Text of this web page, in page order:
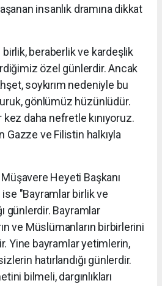
insanlık dramına dikkat
birlik, beraberlik ve kardeşlik
özel günlerdir. Ancak
soykırım nedeniyle bu
gönlümüz hüzünlüdür.
kez daha nefretle kınıyoruz.
Gazze ve Filistin halkıyla
Heyeti Başkanı
ise "Bayramlar birlik ve
günlerdir. Bayramlar
ve Müslümanların birbirlerini
Yine bayramlar yetimlerin,
hatırlandığı günlerdir.
bilmeli, dargınlıkları